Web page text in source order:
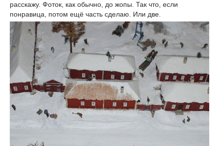
расскажу. Фоток, как обычно, до жопы. Так что, если
понравица, потом ещё часть сделаю. Или две.